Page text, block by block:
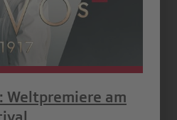
Weltpremiere am